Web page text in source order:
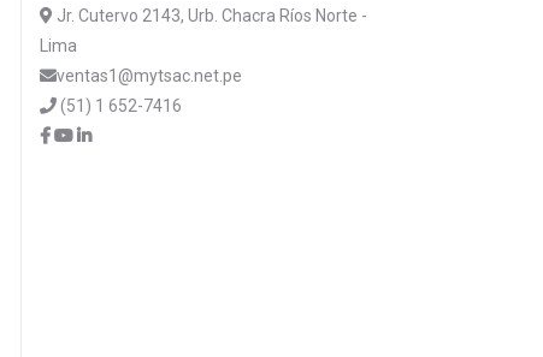
Jr. Cutervo 2143, Urb. Chacra Ríos Norte -
Lima
ventas1@mytsac.net.pe
(51) 1 652-7416